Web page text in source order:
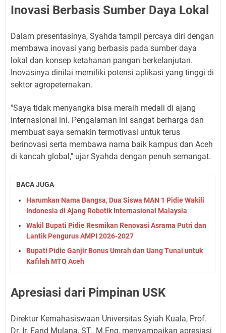
Inovasi Berbasis Sumber Daya Lokal
​Dalam presentasinya, Syahda tampil percaya diri dengan
membawa inovasi yang berbasis pada sumber daya
lokal dan konsep ketahanan pangan berkelanjutan.
Inovasinya dinilai memiliki potensi aplikasi yang tinggi di
sektor agropeternakan.
​"Saya tidak menyangka bisa meraih medali di ajang
internasional ini. Pengalaman ini sangat berharga dan
membuat saya semakin termotivasi untuk terus
berinovasi serta membawa nama baik kampus dan Aceh
di kancah global," ujar Syahda dengan penuh semangat.
BACA JUGA
Harumkan Nama Bangsa, Dua Siswa MAN 1 Pidie Wakili
Indonesia di Ajang Robotik Internasional Malaysia
Wakil Bupati Pidie Resmikan Renovasi Asrama Putri dan
Lantik Pengurus AMPI 2026-2027
Bupati Pidie Ganjir Bonus Umrah dan Uang Tunai untuk
Kafilah MTQ Aceh
Apresiasi dari Pimpinan USK
​Direktur Kemahasiswaan Universitas Syiah Kuala, Prof.
Dr. Ir. Farid Mulana, ST., M.Eng, menyampaikan apresiasi